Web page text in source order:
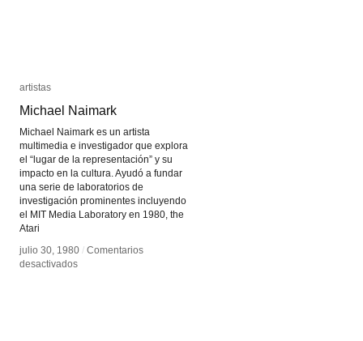
artistas
Michael Naimark
Michael Naimark es un artista
multimedia e investigador que explora
el “lugar de la representación” y su
impacto en la cultura. Ayudó a fundar
una serie de laboratorios de
investigación prominentes incluyendo
el MIT Media Laboratory en 1980, the
Atari
julio 30, 1980 / Comentarios
desactivadosen
artistas
Michael Naimark
julio 30, 1980 / Comentarios
desactivadosen